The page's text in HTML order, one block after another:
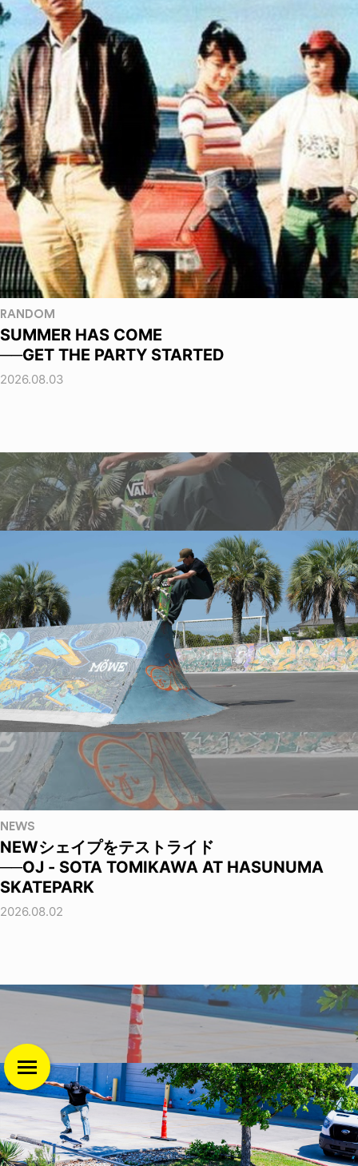
RANDOM
SUMMER HAS COME
──GET THE PARTY STARTED
2026.08.03
NEWS
NEWシェイプをテストライド
──OJ - SOTA TOMIKAWA AT HASUNUMA
SKATEPARK
2026.08.02